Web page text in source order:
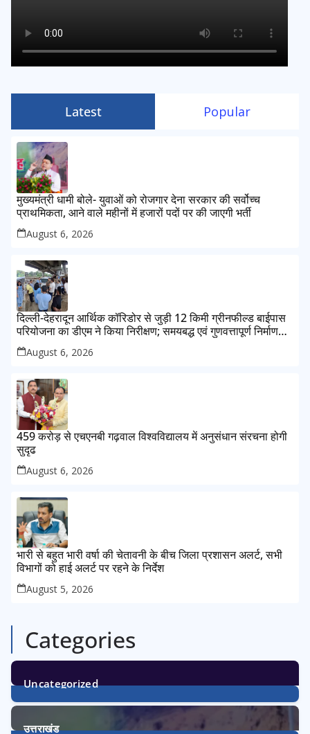
Latest Popular
मुख्यमंत्री धामी बोले- युवाओं को रोजगार देना सरकार की सर्वोच्च
प्राथमिकता, आने वाले महीनों में हजारों पदों पर की जाएगी भर्ती
August 6, 2026
दिल्ली-देहरादून आर्थिक कॉरिडोर से जुड़ी 12 किमी ग्रीनफील्ड बाईपास
परियोजना का डीएम ने किया निरीक्षण; समयबद्ध एवं गुणवत्तापूर्ण निर्माण
सुनिश्चित करने के निर्देश, सुरक्षा मानकों से कोई समझौता नहींः डीएम
August 6, 2026
459 करोड़ से एचएनबी गढ़वाल विश्वविद्यालय में अनुसंधान संरचना होगी
सुदृढ
August 6, 2026
भारी से बहुत भारी वर्षा की चेतावनी के बीच जिला प्रशासन अलर्ट, सभी
विभागों को हाई अलर्ट पर रहने के निर्देश
August 5, 2026
Categories
Uncategorized
1Post
उत्तराखंड